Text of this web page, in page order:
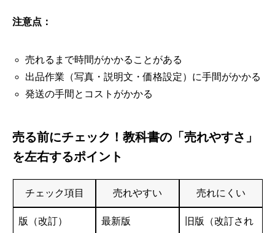
注意点：
売れるまで時間がかかることがある
出品作業（写真・説明文・価格設定）に手間がかかる
発送の手間とコストがかかる
売る前にチェック！教科書の「売れやすさ」
を左右するポイント
チェック項目 売れやすい 売れにくい
版（改訂） 最新版 旧版（改訂され